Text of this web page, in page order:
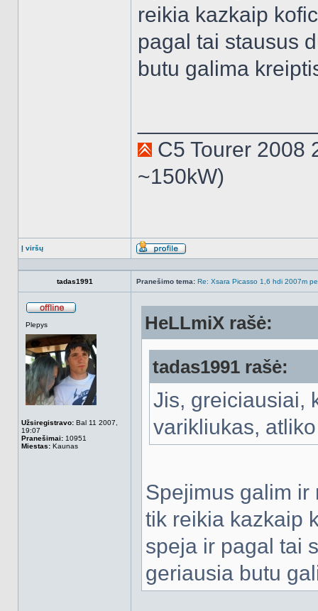
reikia kazkaip
pagal tai stausus
butu galima
C5 Tourer 2008
~150kW)
Į viršų
Aprašymas
tadas1991 Pranešimo tema: Re: Xsara Picasso 1,6 hdi 2007m
Plepys
Užsiregistravo: Bal 11 2007,
19:07
Pranešimai: 10951
Miestas: Kaunas
HeLLmiX rašė:
tadas1991 rašė:
Jis, greiciausiai,
varikliukas,
Spejimus galim
tik reikia kazkaip
speja ir pagal tai
geriausia butu